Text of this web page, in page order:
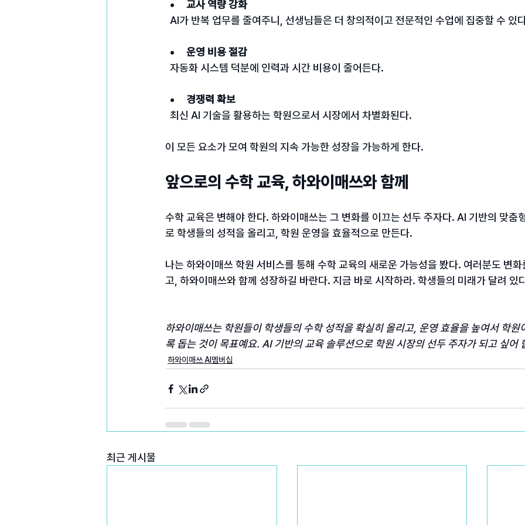
교사 역량 강화
AI가 반복 업무를 줄여주니, 선생님들은 더 창의적이고 전문적인 수업에 집중할 수 있
운영 비용 절감
  자동화 시스템 덕분에 인력과 시간 비용이 줄어든다.
경쟁력 확보
  최신 AI 기술을 활용하는 학원으로서 시장에서 차별화된다.
이 모든 요소가 모여 학원의 지속 가능한 성장을 가능하게 한다.
앞으로의 수학 교육, 하와이매쓰와 함께
수학 교육은 변해야 한다. 하와이매쓰는 그 변화를 이끄는 선두 주자다. AI 기반의 맞춤
로 학생들의 성적을 올리고, 학원 운영을 효율적으로 만든다.
나는 하와이매쓰 학원 서비스를 통해 수학 교육의 새로운 가능성을 봤다. 여러분도 변
고, 하와이매쓰와 함께 성장하길 바란다. 지금 바로 시작하라. 학생들의 미래가 달려 있
하와이매쓰는 학원들이 학생들의 수학 성적을 확실히 올리고, 운영 효율을 높여서 학원
록 돕는 것이 목표예요. AI 기반의 교육 솔루션으로 학원 시장의 선두 주자가 되고 싶어
하와이매쓰 AI멤버십
최근 게시물